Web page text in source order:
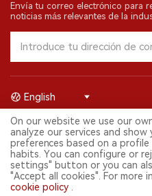
Envía tu correo electrónico para
noticias más relevantes de la
© 2026 Shenzhen 2FIRSTS
reservados.
2FIRSTS solo es accesible para
investigadores, medios y otros
está prohibido.
Este sitio web presta servicios a
continental. Para usuarios en la
English
On our website we use our
analyze our services and
preferences based on a
habits. You can configure or
settings" button or you can
"Accept all cookies". For more
cookie policy